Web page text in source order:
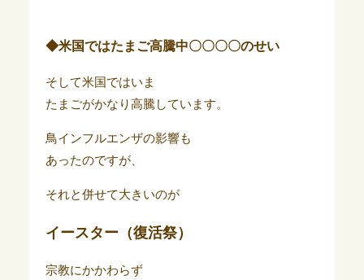
◆米国ではたまご高騰中〇〇〇〇のせい
そして米国ではいま
たまごがかなり高騰しています。
鳥インフルエンザの影響も
あったのですが、
それと併せて大きいのが
イースター（復活祭）
宗教にかかわらず